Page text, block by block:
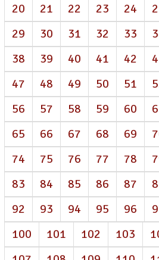
20
21 22 23 24
29
30 31 32 33
38
39 40 41 42
47
48 49 50 51
56
57 58 59 60
65
66 67 68 69
74
75 76 77 78
83
84 85 86 87
92
93 94 95 96
100
101 102 103